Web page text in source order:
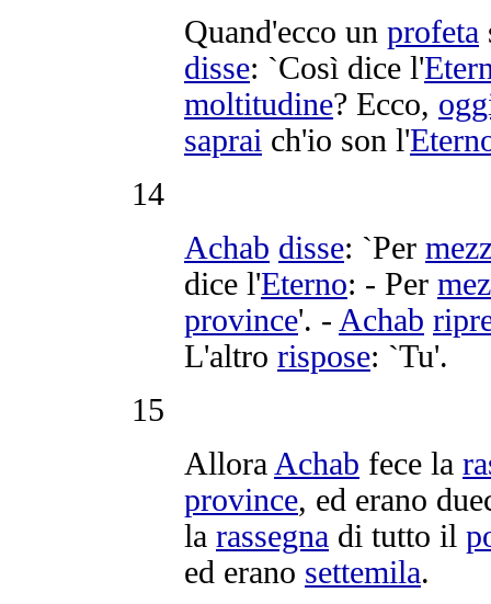
Quand'ecco un profeta
disse: `Così dice l'
moltitudine? Ecco,
saprai ch'io son l'
14
Achab disse: `Per
dice l'Eterno: - Per
province'. - Achab
L'altro rispose: `Tu'.
15
Allora Achab fece la
province, ed erano
la rassegna di tutto il
ed erano settemila.